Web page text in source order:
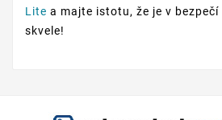
Lite a majte istotu, že je v bezpečí
skvele!